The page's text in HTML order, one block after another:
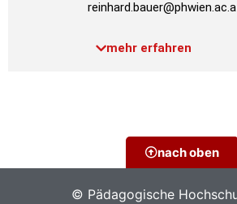
Raum:4.2.037
mehr erfahren
nach oben
© Pädagogische